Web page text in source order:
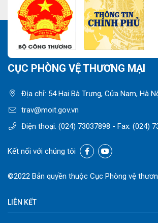
CỤC PHÒNG VỆ THƯƠNG MẠI
Địa chỉ: 54 Hai Bà Trưng, Cửa Nam, Hà
trav@moit.gov.vn
Điện thoại: (024) 73037898 - Fax: (024)
Kết nối với chúng tôi
©2022 Bản quyền thuộc Cục Phòng vệ
LIÊN KẾT